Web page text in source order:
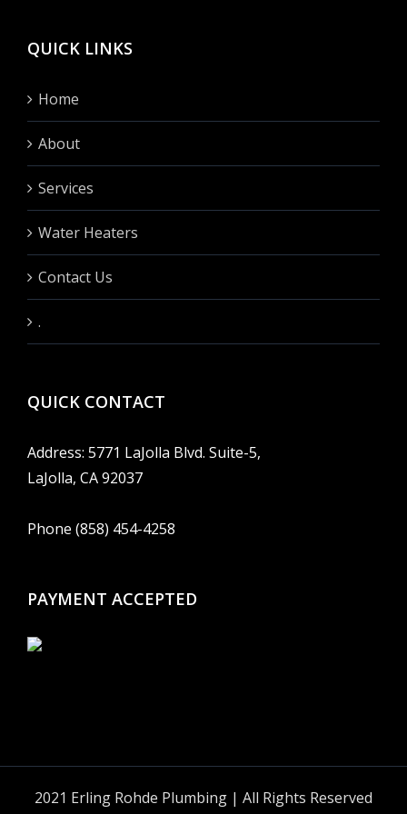
QUICK LINKS
Home
About
Services
Water Heaters
Contact Us
.
QUICK CONTACT
Address: 5771 LaJolla Blvd. Suite-5,
LaJolla, CA 92037
Phone (858) 454-4258
PAYMENT ACCEPTED
2021 Erling Rohde Plumbing | All Rights Reserved